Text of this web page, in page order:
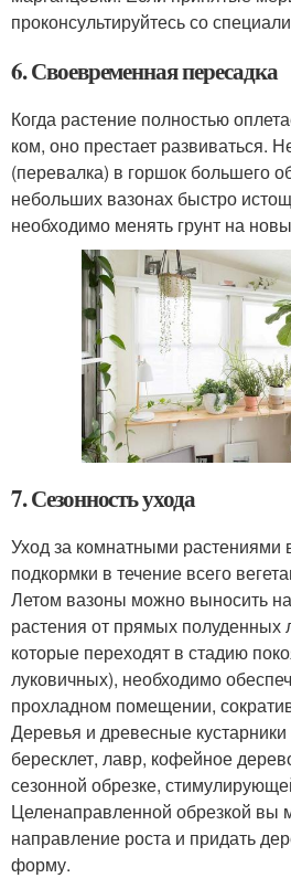
проконсультируйтесь со
6. Своевременная пересадка
Когда растение полностью
ком, оно престает развиваться.
(перевалка) в горшок большего
небольших вазонах быстро
необходимо менять грунт на
7. Сезонность ухода
Уход за комнатными растениями
подкормки в течение всего
Летом вазоны можно выносить
растения от прямых полуденных
которые переходят в стадию
луковичных), необходимо
прохладном помещении,
Деревья и древесные
бересклет, лавр, кофейное
сезонной обрезке,
Целенаправленной обрезкой вы
направление роста и придать
форму.